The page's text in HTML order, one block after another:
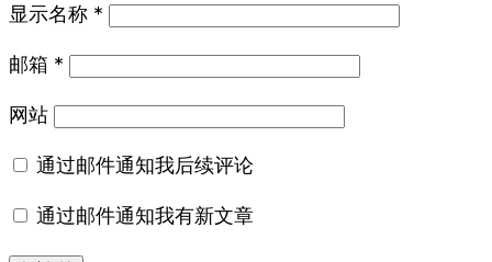
显示名称 *
邮箱 *
网站
通过邮件通知我后续评论
通过邮件通知我有新文章